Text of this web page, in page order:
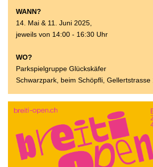
WANN?
14. Mai & 11. Juni 2025,
jeweils von 14:00 - 16:30 Uhr
WO?
Parkspielgruppe Glückskäfer
Schwarzpark, beim Schöpfli,